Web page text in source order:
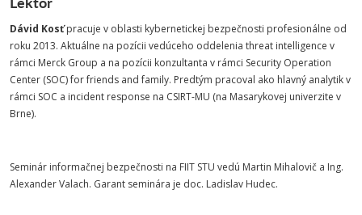
Dávid Kosťpracuje v oblasti kybernetickej bezpečnosti profesionálne od
roku 2013. Aktuálne na pozícii vedúceho oddelenia threat intelligence v
rámci Merck Group a na pozícii konzultanta v rámci Security Operation
Center (SOC) for friends and family. Predtým pracoval ako hlavný analytik v
rámci SOC a incident response na CSIRT-MU (na Masarykovej univerzite v
Brne).
Seminár informačnej bezpečnosti na FIIT STU vedú Martin Mihalovič a Ing.
Alexander Valach. Garant seminára je doc. Ladislav Hudec.